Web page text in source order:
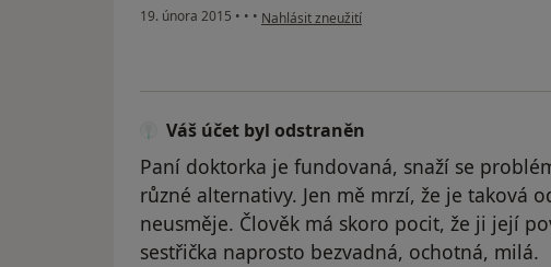
19. února 2015 • • • podle názoru uživatele Váš účet byl odstraněn
Nahlásit zneužití
Váš účet byl odstraněn
Paní doktorka je fundovaná, snaží se
různé alternativy. Jen mě mrzí, že je taková
neusměje. Člověk má skoro pocit, že ji její
sestřička naprosto bezvadná, ochotná, milá.